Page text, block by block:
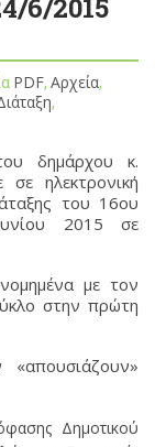
6/2015
PDF, Αρχεία,
,
δημάρχου κ.
ηλεκτρονική
του 16ου
2015 σε
με τον
στην πρώτη
Δημοτικού